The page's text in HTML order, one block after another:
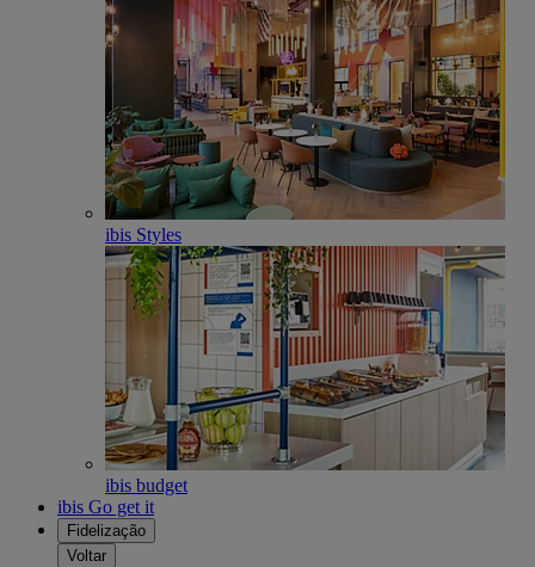
ibis Styles
ibis budget
ibis Go get it
Fidelização
Voltar